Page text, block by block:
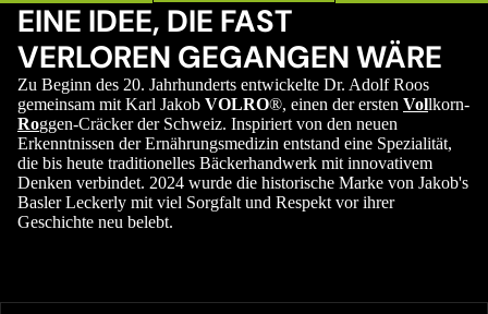
EINE IDEE, DIE FAST
VERLOREN GEGANGEN WÄRE
Zu Beginn des 20. Jahrhunderts entwickelte Dr. Adolf Roos
gemeinsam mit Karl Jakob VOLRO®, einen der ersten Vollkorn-
Roggen-Cräcker der Schweiz. Inspiriert von den neuen
Erkenntnissen der Ernährungsmedizin entstand eine Spezialität,
die bis heute traditionelles Bäckerhandwerk mit innovativem
Denken verbindet. 2024 wurde die historische Marke von Jakob's
Basler Leckerly mit viel Sorgfalt und Respekt vor ihrer
Geschichte neu belebt.